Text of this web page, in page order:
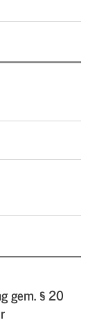
gem. § 20